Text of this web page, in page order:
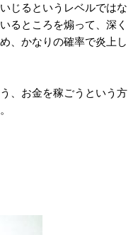
じるというレベルではな
るところを煽って、深く
、かなりの確率で炎上し
、お金を稼ごうという方